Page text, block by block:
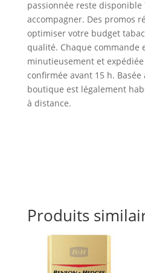
passionnée reste disponible
accompagner. Des promos
optimiser votre budget
qualité. Chaque commande
minutieusement et
confirmée avant 15 h.
boutique est légalement
à distance.
Produits